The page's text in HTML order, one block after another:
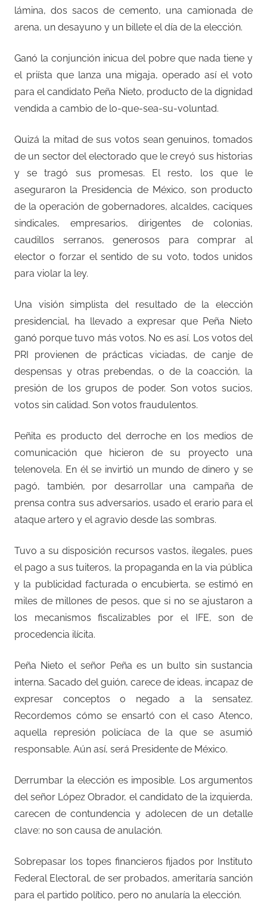
lámina, dos sacos de cemento, una camionada de
arena, un desayuno y un billete el día de la elección.
Ganó la conjunción inicua del pobre que nada tiene y
el priísta que lanza una migaja, operado así el voto
para el candidato Peña Nieto, producto de la dignidad
vendida a cambio de lo-que-sea-su-voluntad.
Quizá la mitad de sus votos sean genuinos, tomados
de un sector del electorado que le creyó sus historias
y se tragó sus promesas. El resto, los que le
aseguraron la Presidencia de México, son producto
de la operación de gobernadores, alcaldes, caciques
sindicales, empresarios, dirigentes de colonias,
caudillos serranos, generosos para comprar al
elector o forzar el sentido de su voto, todos unidos
para violar la ley.
Una visión simplista del resultado de la elección
presidencial, ha llevado a expresar que Peña Nieto
ganó porque tuvo más votos. No es así. Los votos del
PRI provienen de prácticas viciadas, de canje de
despensas y otras prebendas, o de la coacción, la
presión de los grupos de poder. Son votos sucios,
votos sin calidad. Son votos fraudulentos.
Peñita es producto del derroche en los medios de
comunicación que hicieron de su proyecto una
telenovela. En él se invirtió un mundo de dinero y se
pagó, también, por desarrollar una campaña de
prensa contra sus adversarios, usado el erario para el
ataque artero y el agravio desde las sombras.
Tuvo a su disposición recursos vastos, ilegales, pues
el pago a sus tuiteros, la propaganda en la via pública
y la publicidad facturada o encubierta, se estimó en
miles de millones de pesos, que si no se ajustaron a
los mecanismos fiscalizables por el IFE, son de
procedencia ilícita.
Peña Nieto el señor Peña es un bulto sin sustancia
interna. Sacado del guión, carece de ideas, incapaz de
expresar conceptos o negado a la sensatez.
Recordemos cómo se ensartó con el caso Atenco,
aquella represión policíaca de la que se asumió
responsable. Aún así, será Presidente de México.
Derrumbar la elección es imposible. Los argumentos
del señor López Obrador, el candidato de la izquierda,
carecen de contundencia y adolecen de un detalle
clave: no son causa de anulación.
Sobrepasar los topes financieros fijados por Instituto
Federal Electoral, de ser probados, ameritaría sanción
para el partido político, pero no anularía la elección.